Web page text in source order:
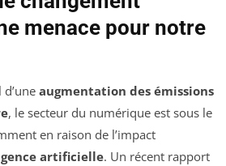
menace pour notre
augmentation des émissions
, le secteur du numérique est sous le
en raison de l’impact
artificielle. Un récent rapport